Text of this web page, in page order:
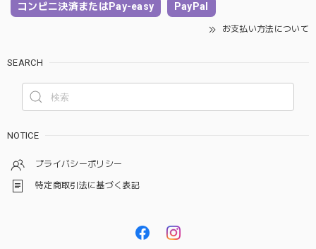
コンビニ決済またはPay-easy PayPal
お支払い方法について
SEARCH
NOTICE
プライバシーポリシー
特定商取引法に基づく表記